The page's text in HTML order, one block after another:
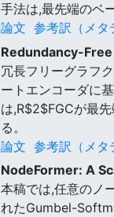
手法は,最先端のベ
論文 参考訳（メタ
Redundancy-
冗長フリーグラフ
ートエンコーダに
は,R$2$FGCが最
る。
論文 参考訳（メタ
NodeFormer: A
本稿では,任意のノ
れたGumbel-